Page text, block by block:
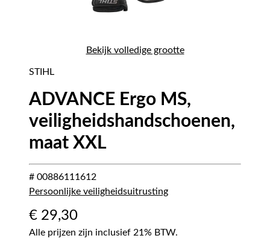
Bekijk volledige grootte
STIHL
ADVANCE Ergo MS,
veiligheidshandschoenen,
maat XXL
# 00886111612
Persoonlijke veiligheidsuitrusting
€ 29,30
Alle prijzen zijn inclusief 21% BTW.